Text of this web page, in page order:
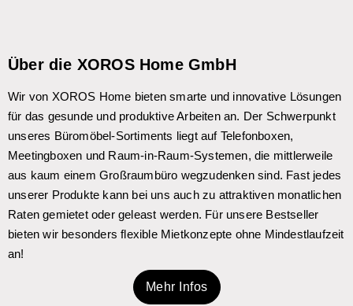
Über die XOROS Home GmbH
Wir von XOROS Home bieten smarte und innovative Lösungen
für das gesunde und produktive Arbeiten an. Der Schwerpunkt
unseres Büromöbel-Sortiments liegt auf Telefonboxen,
Meetingboxen und Raum-in-Raum-Systemen, die mittlerweile
aus kaum einem Großraumbüro wegzudenken sind. Fast jedes
unserer Produkte kann bei uns auch zu attraktiven monatlichen
Raten gemietet oder geleast werden. Für unsere Bestseller
bieten wir besonders flexible Mietkonzepte ohne Mindestlaufzeit
an!
Mehr Infos